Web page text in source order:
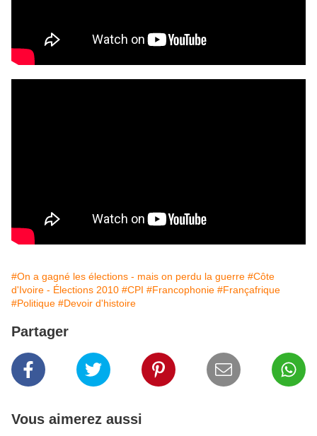
#On a gagné les élections - mais on perdu la guerre #Côte
d'Ivoire - Élections 2010 #CPI #Francophonie #Françafrique
#Politique #Devoir d'histoire
Partager
Vous aimerez aussi